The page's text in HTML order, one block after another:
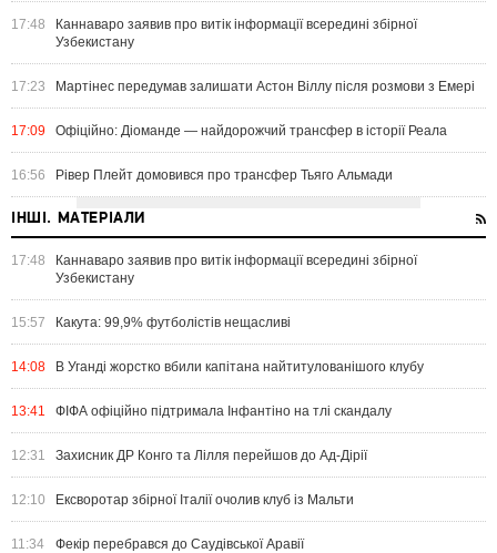
17:48
Каннаваро заявив про витік інформації всередині збірної
Узбекистану
17:23 Мартінес передумав залишати Астон Віллу після розмови з Емері
17:09 Офіційно: Діоманде — найдорожчий трансфер в історії Реала
16:56 Рівер Плейт домовився про трансфер Тьяго Альмади
ІНШІ. МАТЕРІАЛИ
17:48
Каннаваро заявив про витік інформації всередині збірної
Узбекистану
15:57 Какута: 99,9% футболістів нещасливі
14:08 В Уганді жорстко вбили капітана найтитулованішого клубу
13:41 ФІФА офіційно підтримала Інфантіно на тлі скандалу
12:31 Захисник ДР Конго та Лілля перейшов до Ад-Дірії
12:10 Ексворотар збірної Італії очолив клуб із Мальти
11:34 Фекір перебрався до Саудівської Аравії